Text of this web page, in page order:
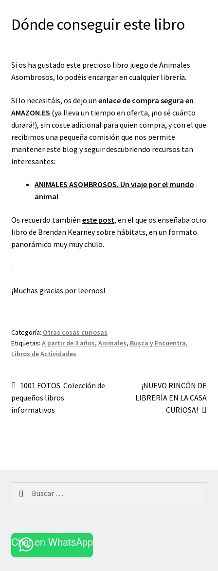
Dónde conseguir este libro
Si os ha gustado este precioso libro juego de Animales
Asombrosos, lo podéis encargar en cualquier librería.
Si lo necesitáis, os dejo un enlace de compra segura en
AMAZON.ES (ya lleva un tiempo en oferta, ¡no sé cuánto
durará!), sin coste adicional para quien compra, y con el que
recibimos una pequeña comisión que nos permite
mantener este blog y seguir descubriendo recursos tan
interesantes:
ANIMALES ASOMBROSOS. Un viaje por el mundo
animal
Os recuerdo también este post, en el que os enseñaba otro
libro de Brendan Kearney sobre hábitats, en un formato
panorámico muy muy chulo.
.
¡Muchas gracias por leernos!
Categoría: Otras cosas curiosas
Etiquetas: A partir de 3 años, Animales, Busca y Encuentra,
Libros de Actividades
Navegación
de
Anterior:
1001 FOTOS. Colección de
pequeños libros
informativos
Siguiente:
¡NUEVO RINCÓN DE
LIBRERÍA EN LA CASA
CURIOSA!
Chat en WhatsApp